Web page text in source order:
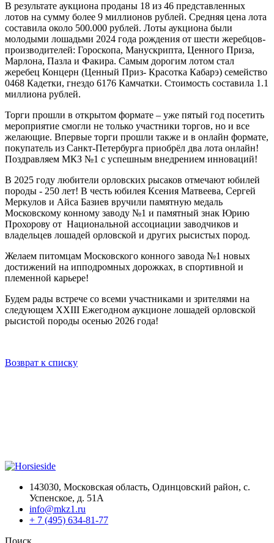
В результате аукциона проданы 18 из 46 представленных
лотов на сумму более 9 миллионов рублей. Средняя цена лота
составила около 500.000 рублей. Лоты аукциона были
молодыми лошадьми 2024 года рождения от шести жеребцов-
производителей: Гороскопа, Манускрипта, Ценного Приза,
Марлона, Пазла и Факира. Самым дорогим лотом стал
жеребец Концерн (Ценный Приз- Красотка Кабарэ) семейство
0468 Кадетки, гнездо 6176 Камчатки. Стоимость составила 1.1
миллиона рублей.
Торги прошли в открытом формате – уже пятый год посетить
мероприятие смогли не только участники торгов, но и все
желающие. Впервые торги прошли также и в онлайн формате,
покупатель из Санкт-Петербурга приобрёл два лота онлайн!
Поздравляем МКЗ №1 с успешным внедрением инноваций!
В 2025 году любители орловских рысаков отмечают юбилей
породы - 250 лет! В честь юбилея Ксения Матвеева, Сергей
Меркулов и Айса Базиев вручили памятную медаль
Московскому конному заводу №1 и памятный знак Юрию
Прохорову от Национальной ассоциации заводчиков и
владельцев лошадей орловской и других рысистых пород.
Желаем питомцам Московского конного завода №1 новых
достижений на ипподромных дорожках, в спортивной и
племенной карьере!
Будем рады встрече со всеми участниками и зрителями на
следующем XXIII Ежегодном аукционе лошадей орловской
рысистой породы осенью 2026 года!
Возврат к списку
143030, Московская область, Одинцовский район, с.
Успенское, д. 51А
info@mkz1.ru
+ 7 (495) 634-81-77
Поиск